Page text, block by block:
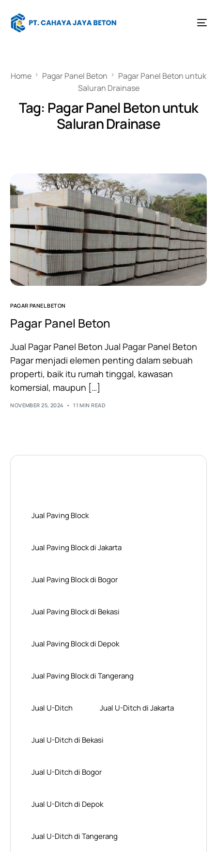
Home Pagar Panel Beton
Pagar Panel Beton untuk
Saluran Drainase
Tag: Pagar Panel Beton untuk
Saluran Drainase
PAGAR PANEL BETON
Pagar Panel Beton
Jual Pagar Panel Beton Jual Pagar Panel Beton
Pagar menjadi elemen penting dalam sebuah
properti, baik itu rumah tinggal, kawasan
komersial, maupun […]
NOVEMBER 25, 2024 11 MIN READ
Jual Paving Block
Jual Paving Block di Jakarta
Jual Paving Block di Bogor
Jual Paving Block di Bekasi
Jual Paving Block di Depok
Jual Paving Block di Tangerang
Jual U-Ditch Jual U-Ditch di Jakarta
Jual U-Ditch di Bekasi
Jual U-Ditch di Bogor
Jual U-Ditch di Depok
Jual U-Ditch di Tangerang